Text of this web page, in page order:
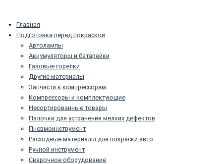
Главная
Подготовка перед покраской
Автолампы
Аккумуляторы и батарейки
Газовые горелки
Другие материалы
Запчасти к компрессорам
Компрессоры и комплектующие
Несортированные товары
Палочки для устранения мелких дефектов
Пневмоинструмент
Расходные материалы для покраски авто
Ручной инструмент
Сварочное оборудование